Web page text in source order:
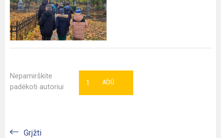
Nepamirškite
padėkoti autoriui
AČIŪ
1
Grįžti